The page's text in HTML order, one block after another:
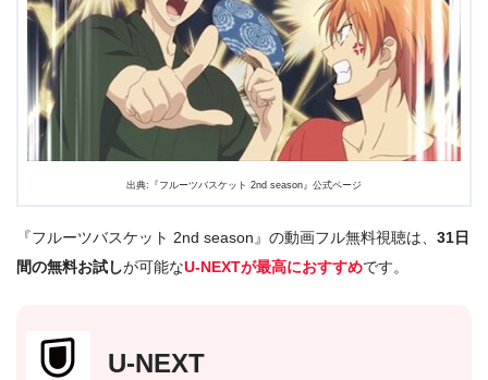
出典:『フルーツバスケット 2nd season』公式ページ
『フルーツバスケット 2nd season』の動画フル無料視聴は、 31日
間の無料お試しが可能なU-NEXTが最高におすすめです。
U-NEXT